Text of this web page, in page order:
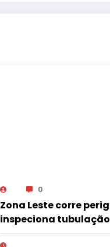
0
Zona Leste corre
inspeciona